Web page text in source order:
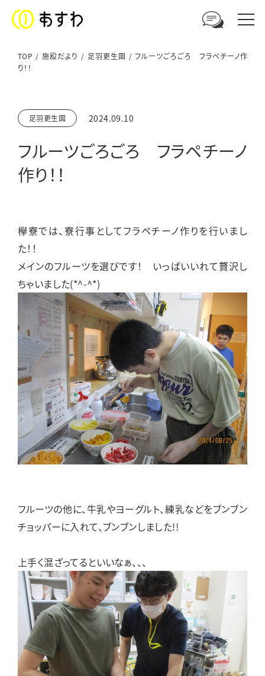
ご相談やお問い合わせはこちら
電話からのお問い合わせ
0776-41-3108
メールフォーム
TOP 施設だより 足羽更生園
フルーツごろごろ フラペチーノ作
り！！
足羽更生園 2024.09.10
フルーツごろごろ フラペチーノ
作り！！
欅寮では、寮行事としてフラペチーノ作りを行いまし
た！！
メインのフルーツを選びです！ いっぱいいれて贅沢し
ちゃいました(*^-^*)
フルーツの他に、牛乳やヨーグルト、練乳などをブンブン
チョッパーに入れて、ブンブンしました!!
上手く混ざってるといいなぁ、、、